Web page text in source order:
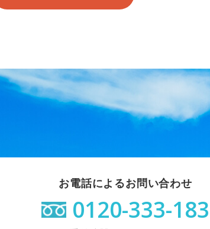
お電話によるお問い合わせ
0120-333-183